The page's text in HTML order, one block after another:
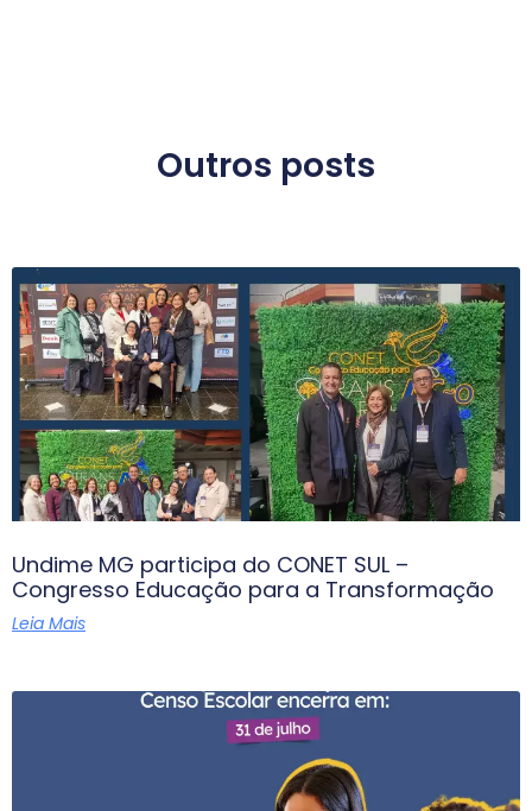
Outros posts
Undime MG participa do CONET SUL –
Congresso Educação para a Transformação
Leia Mais